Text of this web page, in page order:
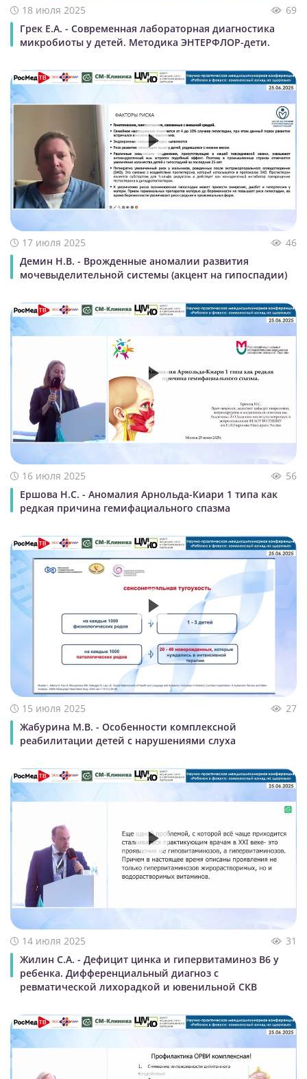
18 июля 2025
69
Грек Е.А. - Современная лабораторная диагностика
микробиоты у детей. Методика ЭНТЕРФЛОР-дети.
17 июля 2025
46
Демин Н.В. - Врожденные аномалии развития
мочевыделительной системы (акцент на гипоспадии)
16 июля 2025
56
Ершова Н.С. - Аномалия Арнольда-Киари 1 типа как
редкая причина гемифациального спазма
15 июля 2025
27
Жабурина М.В. - Особенности комплексной
реабилитации детей с нарушениями слуха
14 июля 2025
31
Жилин С.А. - Дефицит цинка и гипервитаминоз В6 у
ребенка. Дифференциальный диагноз с
ревматической лихорадкой и ювенильной СКВ